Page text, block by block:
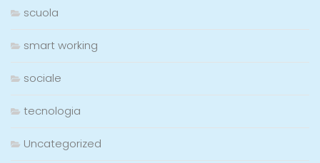
scuola
smart working
sociale
tecnologia
Uncategorized